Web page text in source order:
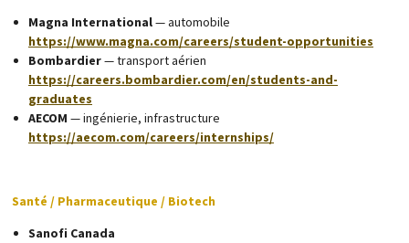
Magna International— automobile
https://www.magna.com/careers/student-opportunities
Bombardier— transport aérien
https://careers.bombardier.com/en/students-and-
graduates
AECOM — ingénierie, infrastructure
https://aecom.com/careers/internships/
Santé / Pharmaceutique / Biotech
Sanofi Canada